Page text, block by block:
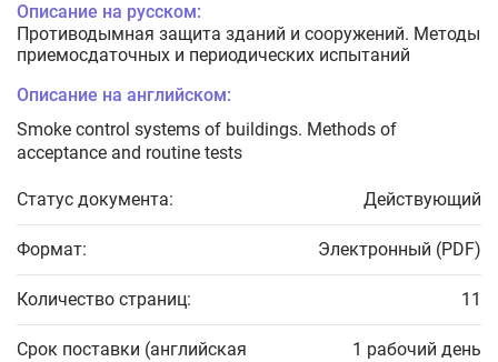
Описание на русском:
Противодымная защита зданий и сооружений. Методы
приемосдаточных и периодических испытаний
Описание на английском:
Smoke control systems of buildings. Methods of
acceptance and routine tests
Статус документа: Действующий
Формат: Электронный (PDF)
Количество страниц: 11
Срок поставки (английская
1 рабочий день